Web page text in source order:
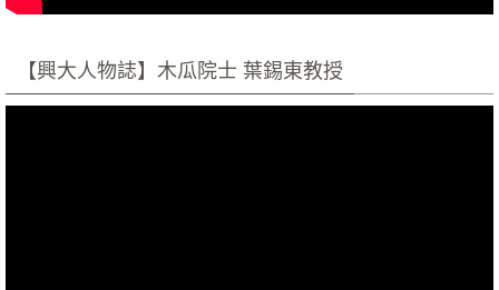
【興大人物誌】木瓜院士 葉錫東教授